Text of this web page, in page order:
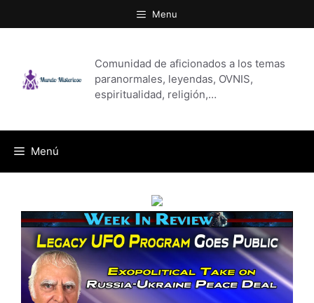
al
Menu
Comunidad de aficionados a los temas
paranormales, leyendas, OVNIS,
espiritualidad, religión,…
Menú